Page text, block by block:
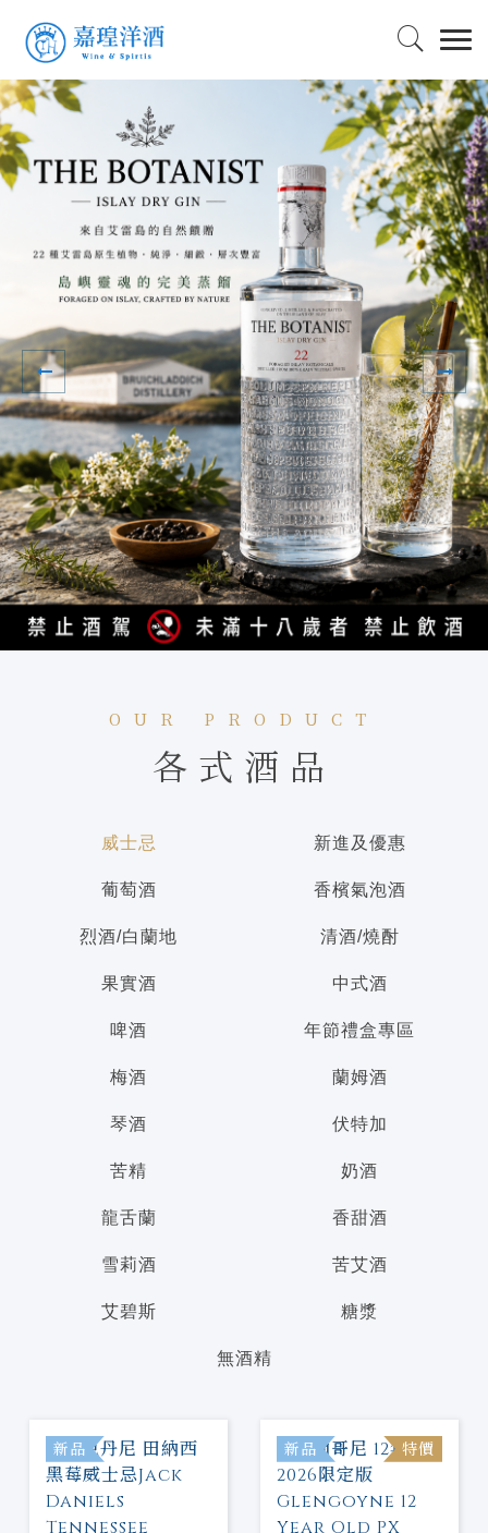
OUR PRODUCT
各式酒品
威士忌 新進及優惠
葡萄酒 香檳氣泡酒
烈酒/白蘭地 清酒/燒酎
果實酒 中式酒
啤酒 年節禮盒專區
梅酒 蘭姆酒
琴酒 伏特加
苦精 奶酒
龍舌蘭 香甜酒
雪莉酒 苦艾酒
艾碧斯 糖漿
無酒精
新品 新品 特價